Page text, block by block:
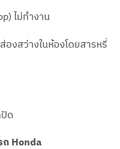
ไม่ทำงาน
งสว่างในห้องโดยสารหรี่
ด
ถ Honda